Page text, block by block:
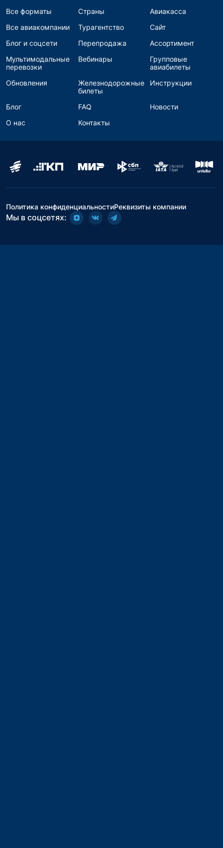
Все форматы Страны
Авиакасса
Все авиакомпании
Турагентство
Сайт
Блог и соцсети
Перепродажа
Ассортимент
Мультимодальные
перевозки
Вебинары
Групповые
авиабилеты
Обновления
Железнодорожные
билеты
Инструкции
Блог FAQ
Новости
О нас
Контакты
Политика конфиденциальностиРеквизиты компании
Мы в соцсетях: